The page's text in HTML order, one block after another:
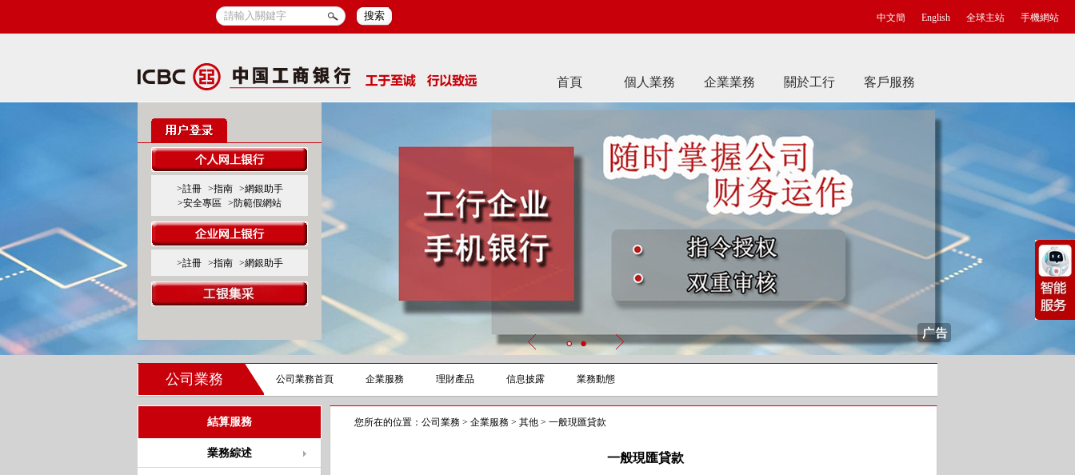
搜索 中文簡 English 全球主站 手機網站
首頁 個人業務 企業業務 關於工行 客戶服務
>註冊 >指南
>網銀助手
>安全專區
>防範假網站
>註冊 >指南 >網銀助手
公司業務 公司業務首頁 企業服務 理財產品 信息披露 業務動態
結算服務
業務綜述
您所在的位置： 公司業務 > 企業服務 > 其他 > 一般現匯貸款
一般現匯貸款